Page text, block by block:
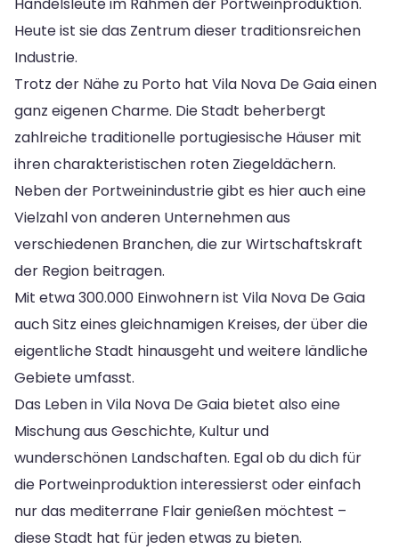
Heute ist sie das Zentrum dieser traditionsreichen
Industrie.
Trotz der Nähe zu Porto hat Vila Nova De Gaia einen
ganz eigenen Charme. Die Stadt beherbergt
zahlreiche traditionelle portugiesische Häuser mit
ihren charakteristischen roten Ziegeldächern.
Neben der Portweinindustrie gibt es hier auch eine
Vielzahl von anderen Unternehmen aus
verschiedenen Branchen, die zur Wirtschaftskraft
der Region beitragen.
Mit etwa 300.000 Einwohnern ist Vila Nova De Gaia
auch Sitz eines gleichnamigen Kreises, der über die
eigentliche Stadt hinausgeht und weitere ländliche
Gebiete umfasst.
Das Leben in Vila Nova De Gaia bietet also eine
Mischung aus Geschichte, Kultur und
wunderschönen Landschaften. Egal ob du dich für
die Portweinproduktion interessierst oder einfach
nur das mediterrane Flair genießen möchtest –
diese Stadt hat für jeden etwas zu bieten.